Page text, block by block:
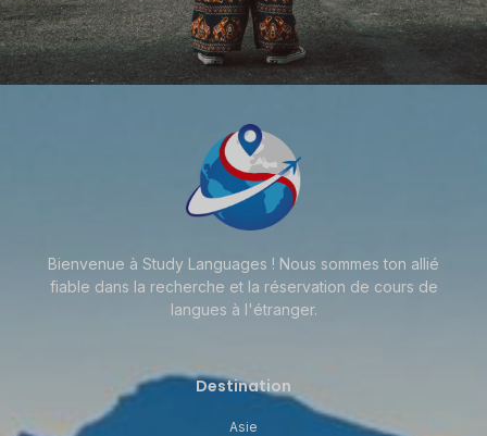
Bienvenue à Study Languages ! Nous sommes ton allié
fiable dans la recherche et la réservation de cours de
langues à l'étranger.
Destination
Asie